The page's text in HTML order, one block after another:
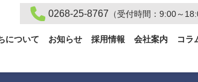
について お知らせ 採用情報 会社案内 コラ
0268-25-8767 （受付時間：9:00～